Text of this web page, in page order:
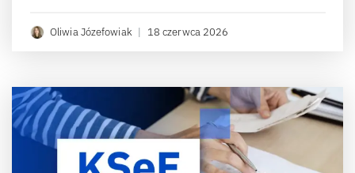
Oliwia Józefowiak | 18 czerwca 2026